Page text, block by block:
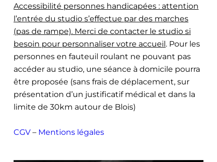
Accessibilité personnes handicapées : attention
l’entrée du studio s’effectue par des marches
(pas de rampe). Merci de contacter le studio si
besoin pour personnaliser votre accueil. Pour les
personnes en fauteuil roulant ne pouvant pas
accéder au studio, une séance à domicile pourra
être proposée (sans frais de déplacement, sur
présentation d’un justificatif médical et dans la
limite de 30km autour de Blois)
CGV – Mentions légales